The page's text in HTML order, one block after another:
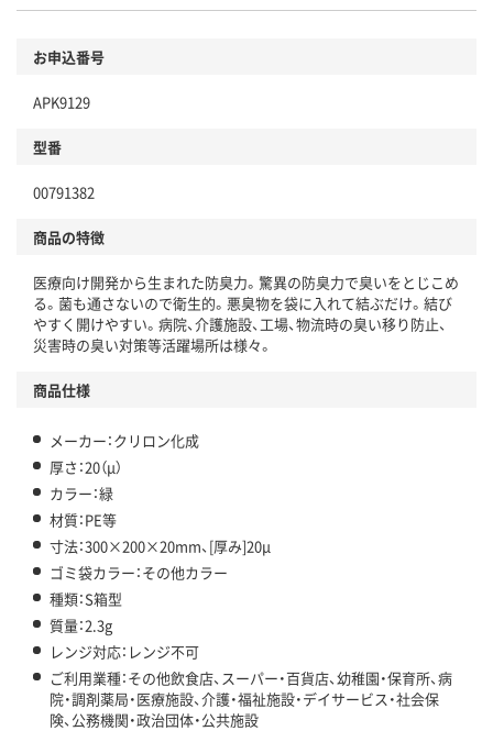
お申込番号
APK9129
型番
00791382
商品の特徴
医療向け開発から生まれた防臭力。驚異の防臭力で臭いをとじこめ
る。菌も通さないので衛生的。悪臭物を袋に入れて結ぶだけ。結び
やすく開けやすい。病院、介護施設、工場、物流時の臭い移り防止、
災害時の臭い対策等活躍場所は様々。
商品仕様
メーカー：クリロン化成
厚さ：20（μ）
カラー：緑
材質：PE等
寸法：300×200×20mm、[厚み]20μ
ゴミ袋カラー：その他カラー
種類：S箱型
質量：2.3g
レンジ対応：レンジ不可
ご利用業種：その他飲食店、スーパー・百貨店、幼稚園・保育所、病
院・調剤薬局・医療施設、介護・福祉施設・デイサービス・社会保
険、公務機関・政治団体・公共施設